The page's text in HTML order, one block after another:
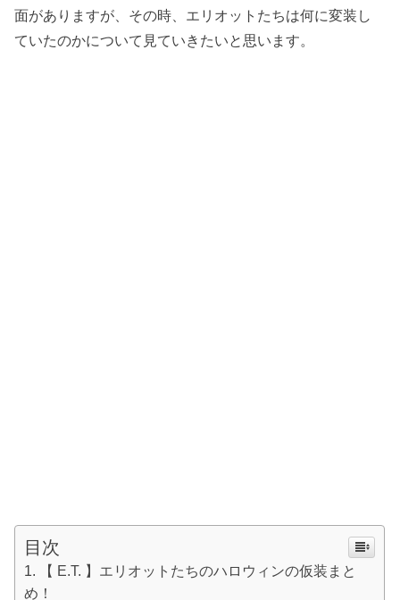
面がありますが、その時、エリオットたちは何に変装し
ていたのかについて見ていきたいと思います。
目次
【 E.T. 】エリオットたちのハロウィンの仮装まと
め！